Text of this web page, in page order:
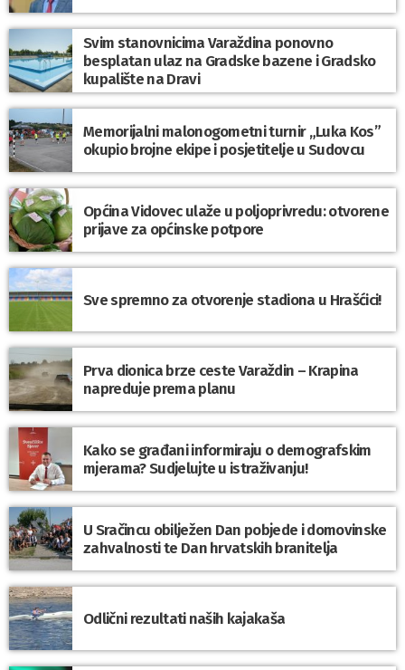
Svim stanovnicima Varaždina ponovno
besplatan ulaz na Gradske bazene i Gradsko
kupalište na Dravi
Memorijalni malonogometni turnir „Luka Kos”
okupio brojne ekipe i posjetitelje u Sudovcu
Općina Vidovec ulaže u poljoprivredu: otvorene
prijave za općinske potpore
Sve spremno za otvorenje stadiona u Hrašćici!
Prva dionica brze ceste Varaždin – Krapina
napreduje prema planu
Kako se građani informiraju o demografskim
mjerama? Sudjelujte u istraživanju!
U Sračincu obilježen Dan pobjede i domovinske
zahvalnosti te Dan hrvatskih branitelja
Odlični rezultati naših kajakaša